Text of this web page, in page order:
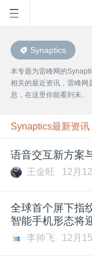
首
页
雷
峰
Synaptics
本专题为雷峰网的
相关的最近资讯，雷峰网
息，在这里你能看到未..
Synaptics最新资讯
语音交互新方案
王金旺 12月
全球首个屏下指
智能手机形态将
李帅飞 12月